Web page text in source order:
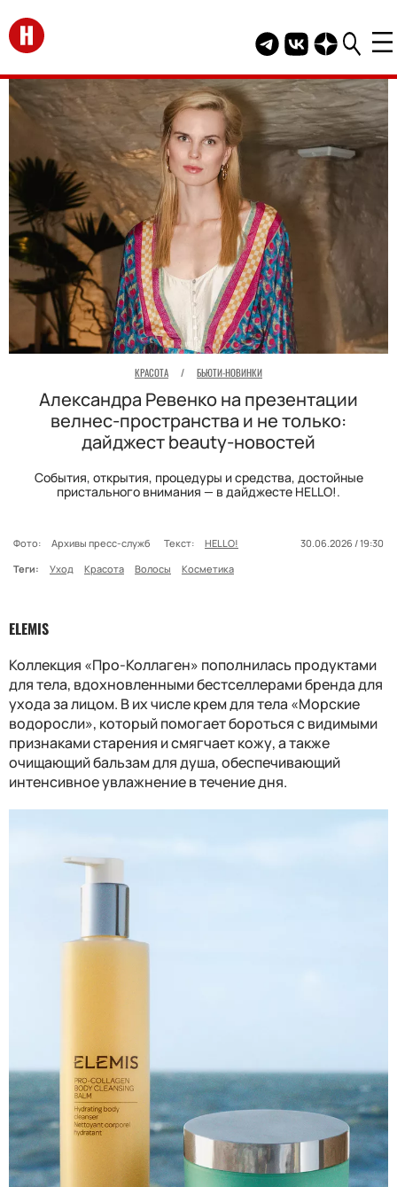
Перейти на главную
Telegram канал
Группа HELLO
Канал
КРАСОТА / БЬЮТИ-НОВИНКИ
Александра Ревенко на презентации
велнес-пространства и не только:
дайджест beauty-новостей
События, открытия, процедуры и средства, достойные
пристального внимания — в дайджесте HELLO!.
Фото: Архивы пресс-служб Текст: HELLO!
30.06.2026 / 19:30
Теги:
Уход Красота Волосы Косметика
ELEMIS
Коллекция «Про-Коллаген» пополнилась продуктами
для тела, вдохновленными бестселлерами бренда для
ухода за лицом. В их числе крем для тела «Морские
водоросли», который помогает бороться с видимыми
признаками старения и смягчает кожу, а также
очищающий бальзам для душа, обеспечивающий
интенсивное увлажнение в течение дня.